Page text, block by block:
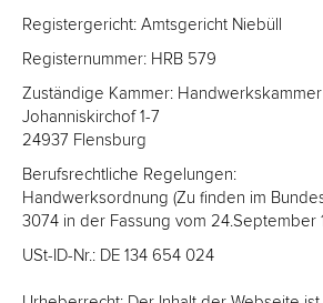
Registergericht: Amtsgericht Niebüll
Registernummer: HRB 579
Zuständige Kammer:
Johanniskirchof 1-7
24937 Flensburg
Berufsrechtliche Regelungen:
Handwerksordnung (Zu finden im
3074 in der Fassung vom 24.September
USt-ID-Nr.: DE 134 654 024